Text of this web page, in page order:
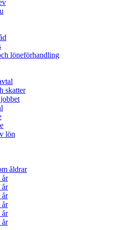
löneförhandling
skatter
lön
åldrar
år
år
år
år
år
år